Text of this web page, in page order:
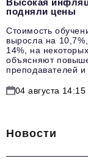
подняли цены
Стоимость
выросла на
14%, на
объясняют
преподавателей и
04 августа 14:15
Новости